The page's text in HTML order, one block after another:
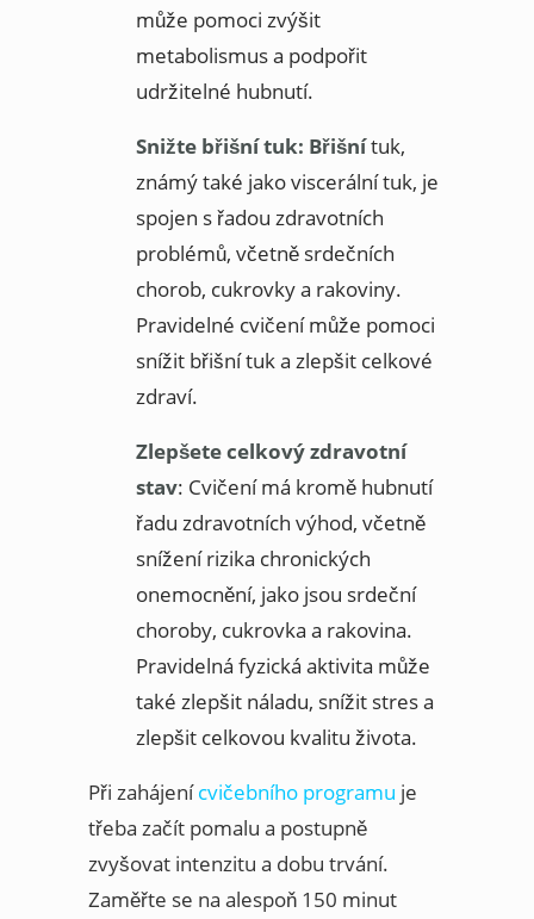
může pomoci zvýšit
metabolismus a podpořit
udržitelné hubnutí.
Snižte břišní tuk: Břišnítuk,
známý také jako viscerální tuk, je
spojen s řadou zdravotních
problémů, včetně srdečních
chorob, cukrovky a rakoviny.
Pravidelné cvičení může pomoci
snížit břišní tuk a zlepšit celkové
zdraví.
Zlepšete celkový zdravotní
stav: Cvičení má kromě hubnutí
řadu zdravotních výhod, včetně
snížení rizika chronických
onemocnění, jako jsou srdeční
choroby, cukrovka a rakovina.
Pravidelná fyzická aktivita může
také zlepšit náladu, snížit stres a
zlepšit celkovou kvalitu života.
Při zahájenícvičebního programu je
třeba začít pomalu a postupně
zvyšovat intenzitu a dobu trvání.
Zaměřte se na alespoň 150 minut